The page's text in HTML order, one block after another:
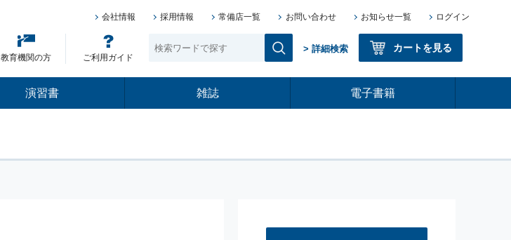
会社情報 採用情報 常備店一覧 お問い合わせ お知らせ一覧 ログイン
教育機関の方 ご利用ガイド
> 詳細検索 カートを見る
演習書 雑誌 電子書籍